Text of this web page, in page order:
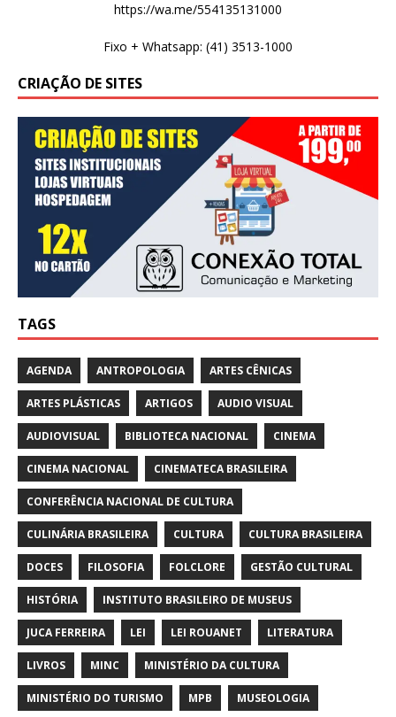
https://wa.me/554135131000
Fixo + Whatsapp: (41) 3513-1000
CRIAÇÃO DE SITES
TAGS
AGENDA ANTROPOLOGIA ARTES CÊNICAS
ARTES PLÁSTICAS ARTIGOS AUDIO VISUAL
AUDIOVISUAL BIBLIOTECA NACIONAL CINEMA
CINEMA NACIONAL CINEMATECA BRASILEIRA
CONFERÊNCIA NACIONAL DE CULTURA
CULINÁRIA BRASILEIRA CULTURA CULTURA BRASILEIRA
DOCES FILOSOFIA FOLCLORE GESTÃO CULTURAL
HISTÓRIA INSTITUTO BRASILEIRO DE MUSEUS
JUCA FERREIRA LEI LEI ROUANET LITERATURA
LIVROS MINC MINISTÉRIO DA CULTURA
MINISTÉRIO DO TURISMO MPB MUSEOLOGIA